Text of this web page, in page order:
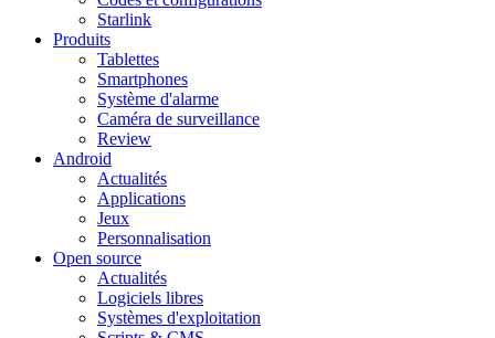
Starlink
Produits
Tablettes
Smartphones
Système d'alarme
Caméra de surveillance
Review
Android
Actualités
Applications
Jeux
Personnalisation
Open source
Actualités
Logiciels libres
Systèmes d'exploitation